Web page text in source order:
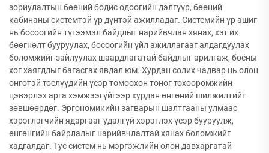
зориулалтын бөөний бодис одоогийн дэлгүүр, бөөний
кабинаны системтэй үр дүнтэй ажилладаг. Системийн үр ашиг
нь босоогийн түгээмэл байдлыг нарийвчлан хянах, хэт их
бөөгнөлт бууруулах, босоогийн үйл ажиллагааг алдагдуулах
боломжийг зайлуулах шаардлагатай байдлыг арилгаж, боёны
хог хаягдлыг багасгах явдал юм. Хурдан солих чадвар нь олон
өнгөтэй төслүүдийн үеэр томоохон тоног төхөөрөмжийн
цэвэрлэх арга хэмжээгүйгээр хурдан өнгөний шилжилтийг
зөвшөөрдөг. Эргономикийн загварын шалтгааны улмаас
хэрэглэгчийн ядаргааг удалгүй хэрэглэх үеэр бууруулж,
өнгөнгийн байрлалыг нарийвчлалтай хянах боломжийг
хадгалдаг. Тус систем нь мэргэжлийн олон давхаргатай